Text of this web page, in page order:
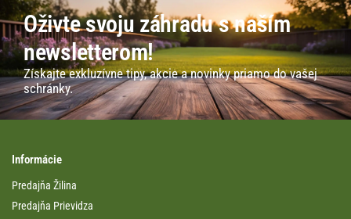
Oživte svoju záhradu s naším
newsletterom!
Získajte exkluzívne tipy, akcie a novinky priamo do vašej
schránky.
Informácie
Predajňa Žilina
Predajňa Prievidza